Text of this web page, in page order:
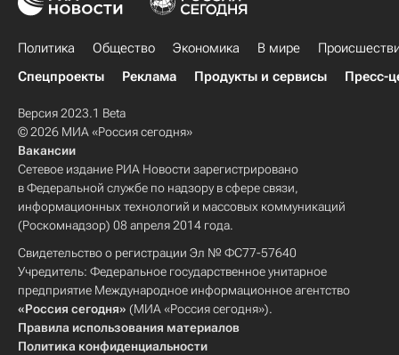
Политика Общество Экономика В мире
Спецпроекты
Реклама Продукты и сервисы Пресс-
Версия 2023.1 Beta
© 2026 МИА «Россия сегодня»
Вакансии
Сетевое издание РИА Новости зарегистрировано
в Федеральной службе по надзору в сфере связи,
информационных технологий и массовых коммуникаций
(Роскомнадзор) 08 апреля 2014 года.
Свидетельство о регистрации Эл № ФС77-57640
Учредитель: Федеральное государственное унитарное
предприятие Международное информационное агентство
«Россия сегодня» (МИА «Россия сегодня»).
Правила использования материалов
Политика конфиденциальности